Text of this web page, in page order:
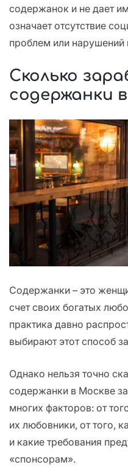
содержанок и не дает
означает отсутствие
проблем или нарушений
Сколько
содержанки
Содержанки – это
счет своих богатых
практика давно
выбирают этот способ
Однако нельзя точно
содержанки в Москве
многих факторов: от
их любовники, от того,
и какие требования
«спонсорам».